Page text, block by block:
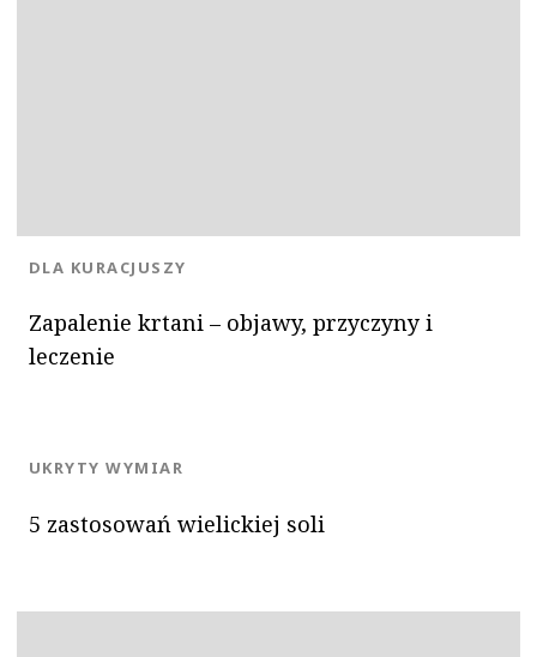
Zapalenie krtani – objawy, przyczyny i
leczenie
KATEGORIA:
DLA KURACJUSZY
5 zastosowań wielickiej soli
KATEGORIA:
UKRYTY WYMIAR